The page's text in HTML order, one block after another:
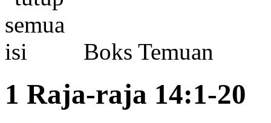
Boks Temuan
1 Raja-raja 14:1-20